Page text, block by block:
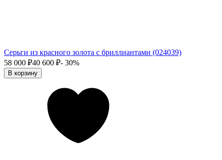
Серьги из красного золота с бриллиантами (024039)
58 000 ₽40 600 ₽- 30%
В корзину